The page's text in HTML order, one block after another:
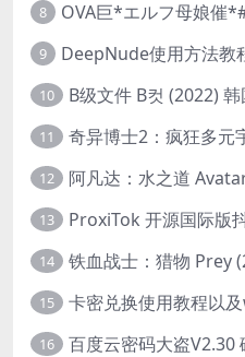
8
9 DeepNude使用方法教
10
11
12
13
14 铁血战士：猎物 Prey
15 卡密兑换使用教程以
16 百度云密码大盗V2.30